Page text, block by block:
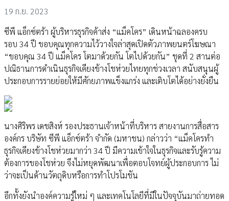
19 ก.ย. 2023
ซีพี แอ็กซ์ตร้า ผู้บริหารธุรกิจค้าส่ง “แม็คโคร” เดินหน้าฉลองครบ
รอบ 34 ปี ขอบคุณทุกความไว้วางใจล่าสุดเปิดตัวภาพยนตร์โฆษณา
“ขอบคุณ 34 ปี แม็คโคร โตมาด้วยกัน โตไปด้วยกัน” ชุดที่ 2 สานต่อ
ปณิธานการดำเนินธุรกิจเคียงข้างโชห่วยไทยทุกช่วงเวลา สนับสนุนผู้
ประกอบการรายย่อยให้มีศักยภาพแข็งแกร่ง และเติบโตได้อย่างยั่งยืน
นางศิริพร เดชสิงห์ รองประธานเจ้าหน้าที่บริหาร สายงานการสื่อสาร
องค์กร บริษัท ซีพี แอ็กซ์ตร้า จำกัด (มหาชน) กล่าวว่า “แม็คโครทำ
ธุรกิจเคียงข้างโชห่วยมากว่า 34 ปี มีความเข้าใจในธุรกิจและรับรู้ความ
ต้องการของโชห่วย จึงไม่หยุดพัฒนาเพื่อตอบโจทย์ผู้ประกอบการ ไม่
ว่าจะเป็นด้านวัตถุดิบหรือการทำโปรโมชัน
อีกทั้งยังนำองค์ความรู้ใหม่ ๆ และเทคโนโลยีที่มีในปัจจุบันมาถ่ายทอด